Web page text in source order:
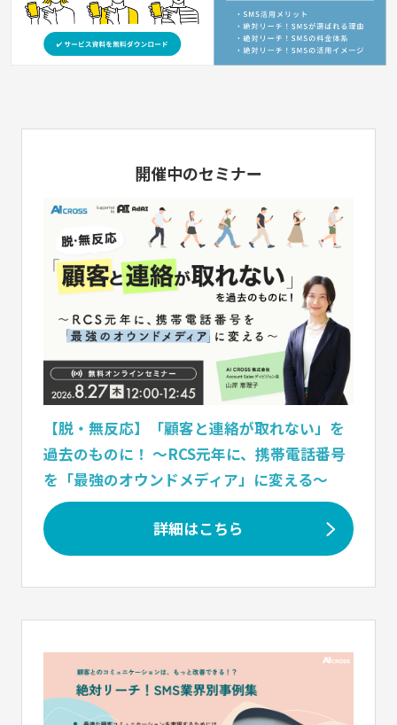
開催中のセミナー
【脱・無反応】「顧客と連絡が取れない」を
過去のものに！ 〜RCS元年に、携帯電話番号
を「最強のオウンドメディア」に変える〜
詳細はこちら